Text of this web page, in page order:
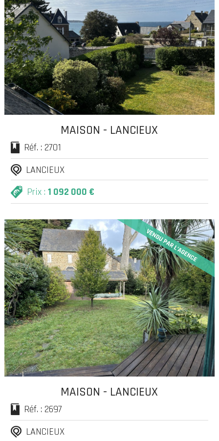
MAISON - LANCIEUX
Réf. : 2701
LANCIEUX
Prix : 1 092 000 €
MAISON - LANCIEUX
Réf. : 2697
LANCIEUX